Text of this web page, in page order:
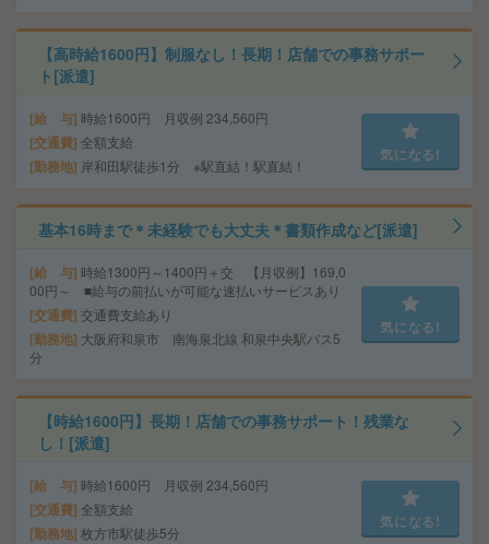
【高時給1600円】制服なし！長期！店舗での事務サポー
ト[派遣]
給 与 時給1600円 月収例 234,560円
交通費 全額支給
勤務地 岸和田駅徒歩1分 ※駅直結！駅直結！
気になる!
基本16時まで＊未経験でも大丈夫＊書類作成など[派遣]
給 与 時給1300円～1400円＋交 【月収例】169,0
00円～ ■給与の前払いが可能な速払いサービスあり
交通費 交通費支給あり
勤務地 大阪府和泉市 南海泉北線 和泉中央駅バス5
分
気になる!
【時給1600円】長期！店舗での事務サポート！残業な
し！[派遣]
給 与 時給1600円 月収例 234,560円
交通費 全額支給
勤務地 枚方市駅徒歩5分
気になる!